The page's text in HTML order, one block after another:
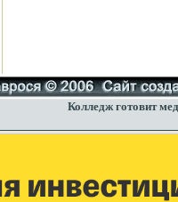
Колледж готовит